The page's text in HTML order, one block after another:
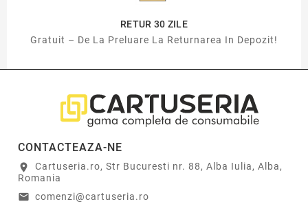
RETUR 30 ZILE
Gratuit – De La Preluare La Returnarea In Depozit!
CONTACTEAZA-NE
location_on
Cartuseria.ro, Str Bucuresti nr. 88, Alba Iulia, Alba,
Romania
email comenzi@cartuseria.ro